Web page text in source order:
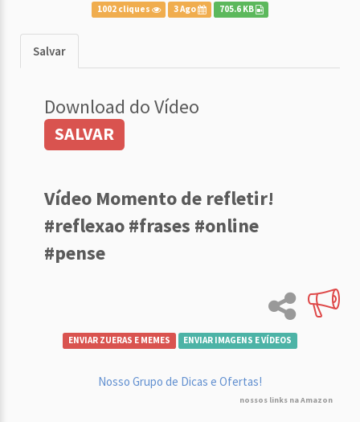
1002 cliques 3 Ago 705.6 KB
Salvar
Download do Vídeo
SALVAR
Vídeo Momento de refletir!
#reflexao #frases #online
#pense
ENVIAR ZUERAS E MEMES ENVIAR IMAGENS E VÍDEOS
Nosso Grupo de Dicas e Ofertas!
nossos links na Amazon